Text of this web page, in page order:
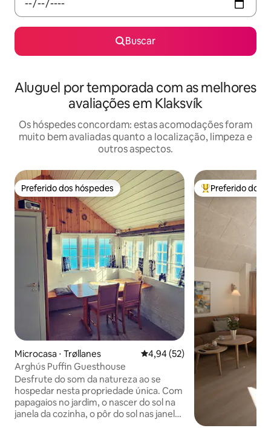
Buscar
Aluguel por temporada com as melhores
avaliações em Klaksvík
Os hóspedes concordam: estas acomodações foram
muito bem avaliadas quanto a localização, limpeza e
outros aspectos.
Preferido dos hóspedes
Preferido dos hóspedes
Microcasa ⋅ Trøllanes 4,94 de uma avaliação média
4,94 (52)
Arghús Puffin Guesthouse
Desfrute do som da natureza ao se
hospedar nesta propriedade única. Com
papagaios no jardim, o nascer do sol na
janela da cozinha, o pôr do sol nas janelas
Entre os
Preferido dos